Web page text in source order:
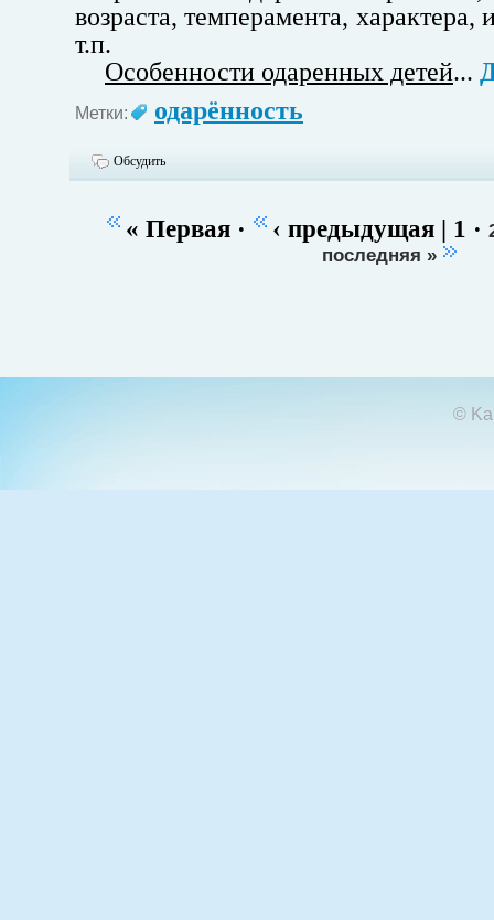
возраста, темперамента, характера,
т.п.
Особенности одаренных детей...
Метки: одарённость
Обсудить
« Первая · ‹ предыдущая | 1 ·
последняя »
©